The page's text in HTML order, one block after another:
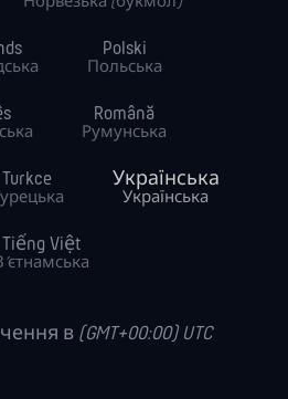
Polski
Польська
Română
Румунська
Turkce Українська
Українська
Tiếng Việt
в (GMT+00:00) UTC